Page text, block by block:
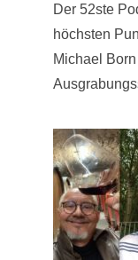
Der 52ste
höchsten
Michael